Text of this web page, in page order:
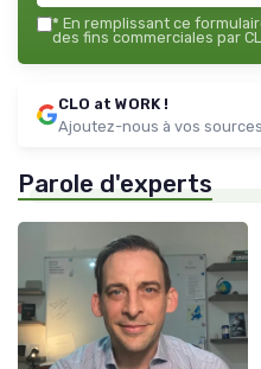
* En remplissant ce
des fins commerciales par
CLO at WORK !
Ajoutez-nous à vos
Parole d'experts